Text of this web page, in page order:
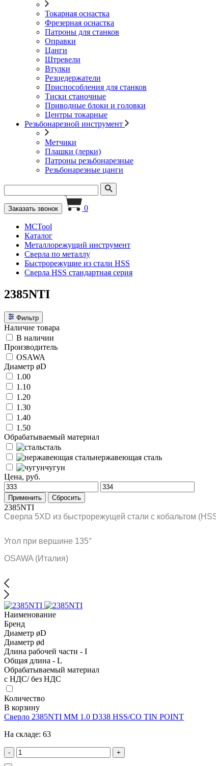
Токарная оснастка
Фрезерная оснастка
Патроны для станков
Оправки
Цанги
Штревели
Втулки
Резцедержатели
Приспособления для станков
Тиски станочные
Приводные блоки и головки
Центры токарные
Резьбонарезной инструмент
Метчики
Плашки (лерки)
Патроны резьбонарезные
Резьбонарезные цанги
Заказать звонок 0
MCTool
Каталог
Металлорежущий инструмент
Сверла по металлу
Быстрорежущие из стали HSS
Сверла HSS стандартная серия
2385NTI
Фильтр
Наличие товара
В наличии
Производитель
OSAWA
Диаметр øD
1.00
1.10
1.20
1.30
1.40
1.50
Обрабатываемый материал
сталь
нержавеющая сталь
чугун
Цена, руб.
Применить Сбросить
2385NTI
Сверла 5XD из быстрорежущей стали с кобальтом
Угол при вершине 135°
OSAWA (Италия)
Наименование
Бренд
Диаметр øD
Диаметр ød
Длина рабочей части - I
Общая длина - L
Обрабатываемый материал
с НДС/ без НДС
Количество
В корзину
Сверло 2385NTI MM 1.0 D338 HSS/CO TIN POINT
На складе: 63
- +